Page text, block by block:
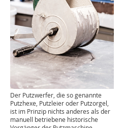
Der Putzwerfer, die so genannte
Putzhexe, Putzleier oder Putzorgel,
ist im Prinzip nichts anderes als der
manuell betriebene historische